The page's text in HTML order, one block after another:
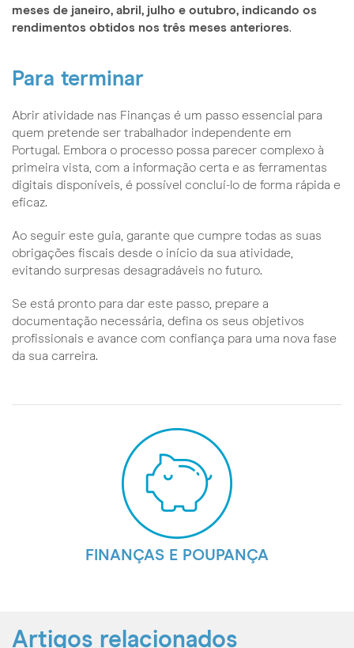
meses de janeiro, abril, julho e outubro, indicando os
rendimentos obtidos nos três meses anteriores.
Para terminar
Abrir atividade nas Finanças é um passo essencial para
quem pretende ser trabalhador independente em
Portugal. Embora o processo possa parecer complexo à
primeira vista, com a informação certa e as ferramentas
digitais disponíveis, é possível concluí-lo de forma rápida e
eficaz.
Ao seguir este guia, garante que cumpre todas as suas
obrigações fiscais desde o início da sua atividade,
evitando surpresas desagradáveis no futuro.
Se está pronto para dar este passo, prepare a
documentação necessária, defina os seus objetivos
profissionais e avance com confiança para uma nova fase
da sua carreira.
FINANÇAS E POUPANÇA
Artigos relacionados